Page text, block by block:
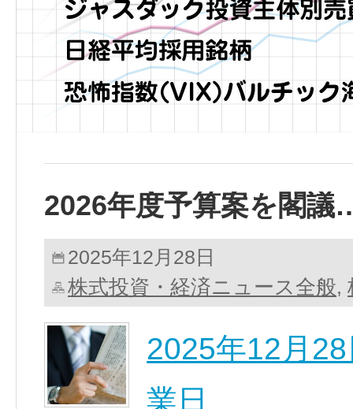
2026年度予算案を閣議
2025年12月28日
株式投資・経済ニュース全般,
2025年12月
業日